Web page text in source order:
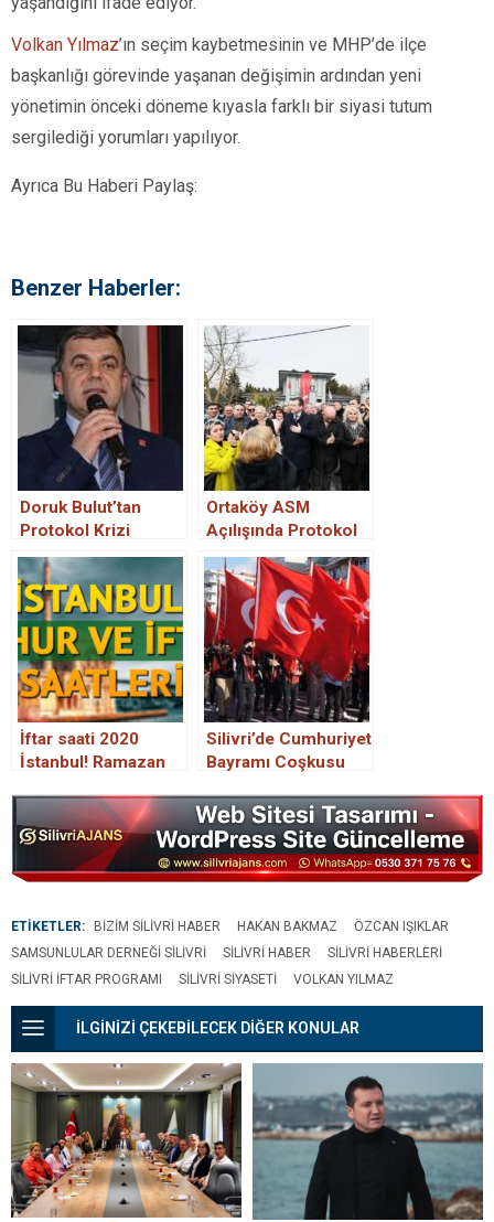
Volkan Yılmaz’ın seçim kaybetmesinin ve MHP’de ilçe
başkanlığı görevinde yaşanan değişimin ardından yeni
yönetimin önceki döneme kıyasla farklı bir siyasi tutum
sergilediği yorumları yapılıyor.
Ayrıca Bu Haberi Paylaş:
Benzer Haberler:
Doruk Bulut’tan
Protokol Krizi
Tepkisi
Ortaköy ASM
Açılışında Protokol
Krizi
İftar saati 2020
İstanbul! Ramazan
sahur ve iftar
saatleri 2020
Silivri’de Cumhuriyet
Bayramı Coşkusu
ETİKETLER: BIZIM SILIVRI HABER HAKAN BAKMAZ
ÖZCAN IŞIKLAR
SAMSUNLULAR DERNEĞI SILIVRI
SILIVRI HABER
SILIVRI HABERLERI
SILIVRI IFTAR PROGRAMI
SILIVRI SIYASETI VOLKAN YILMAZ
İLGİNİZİ ÇEKEBİLECEK DİĞER KONULAR